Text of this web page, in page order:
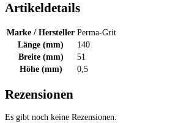
Artikeldetails
Marke / Hersteller Perma-Grit
Länge (mm)
140
Breite (mm)
51
Höhe (mm)
0,5
Rezensionen
Es gibt noch keine Rezensionen.